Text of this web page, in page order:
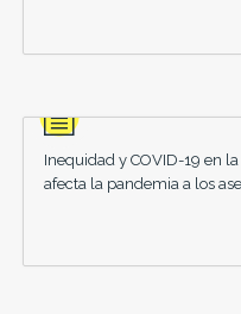
Inequidad y COVID-19 en
afecta la pandemia a los